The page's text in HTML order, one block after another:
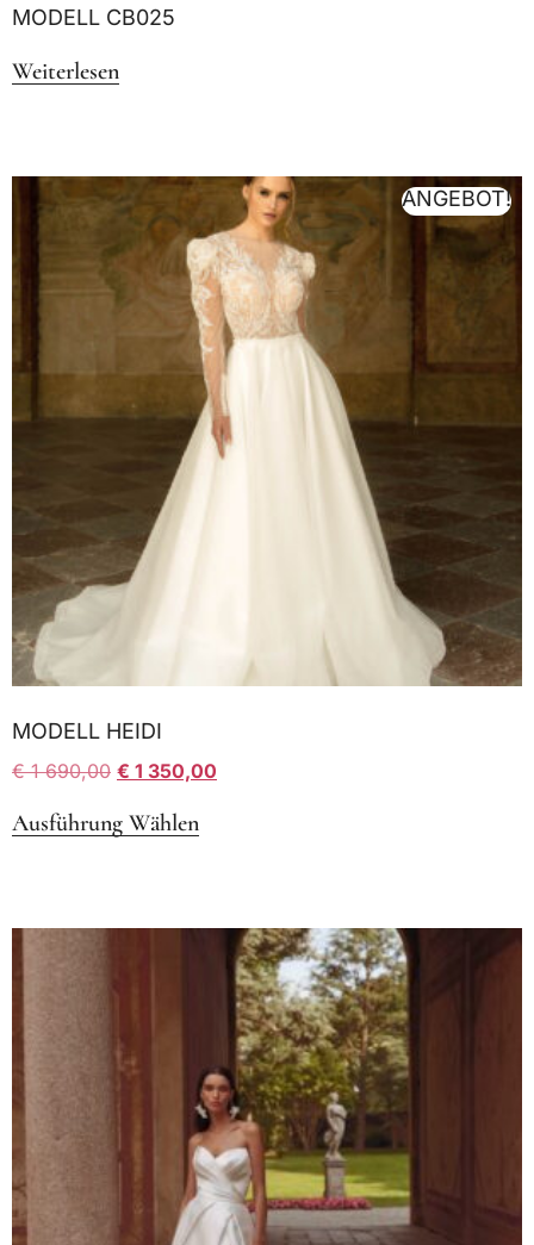
MODELL CB025
Weiterlesen
ANGEBOT!
MODELL HEIDI
€1 690,00 € 1 350,00
Ausführung Wählen